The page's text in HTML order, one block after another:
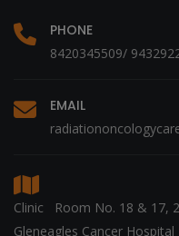
PHONE
8420345509/
EMAIL
Clinic Room No. 18 & 17,
Gleneagles Cancer